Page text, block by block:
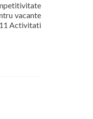
vacante
Activitati